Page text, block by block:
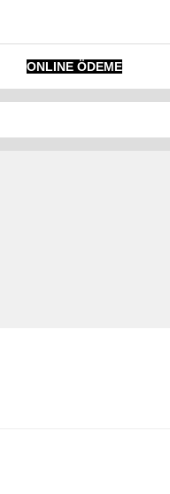
ONLINE ÖDEME